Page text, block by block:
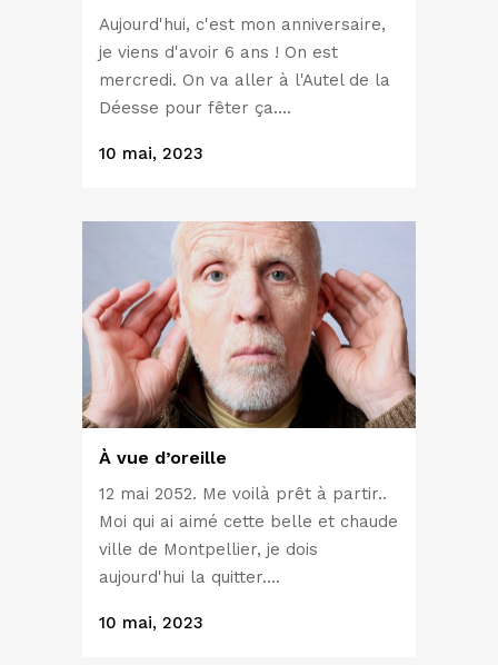
Aujourd'hui, c'est mon anniversaire,
je viens d'avoir 6 ans ! On est
mercredi. On va aller à l'Autel de la
Déesse pour fêter ça....
10 mai, 2023
À vue d’oreille
12 mai 2052. Me voilà prêt à partir..
Moi qui ai aimé cette belle et chaude
ville de Montpellier, je dois
aujourd'hui la quitter....
10 mai, 2023